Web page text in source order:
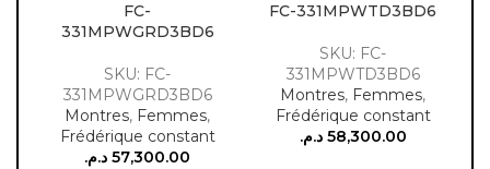
FC-
331MPWGRD3BD6
SKU: FC-
331MPWGRD3BD6
Montres, Femmes,
Frédérique constant
57,300.00 د.م.
FC-331MPWTD3BD6
SKU: FC-
331MPWTD3BD6
Montres, Femmes,
Frédérique constant
58,300.00 د.م.